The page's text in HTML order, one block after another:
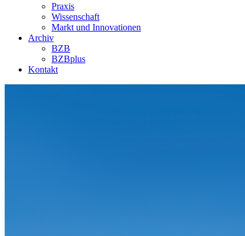
Praxis
Wissenschaft
Markt und Innovationen
Archiv
BZB
BZBplus
Kontakt